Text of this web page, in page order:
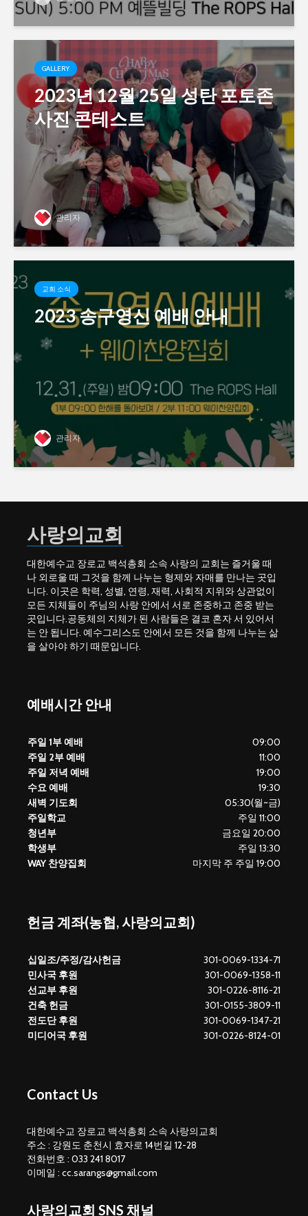
GALLERY
2023년 12월 25일 성탄 포토존
사진 콘테스트
관리자
교회 소식
2023 송구영신 예배 안내
관리자
사랑의교회
대한예수교 장로교 백석총회 소속 사랑의 교회는 즐거울 때
나 외로울 때 그것을 함께 나누는 형제와 자매를 만나는 곳입
니다. 이곳은 학력, 성별, 연령, 재력, 사회적 지위와 상관없이
모든 지체들이 주님의 사랑 안에서 서로 존중하고 존중 받는
곳입니다.공동체의 지체가 된 사람들은 결코 혼자 서 있어서
는 안 됩니다. 예수그리스도 안에서 모든 것을 함께 나누는 삶
을 살아야 하기 때문입니다.
예배시간 안내
주일 1부 예배
09:00
주일 2부 예배
11:00
주일 저녁 예배
19:00
수요 예배
19:30
새벽 기도회
05:30(월~금)
주일학교
주일 11:00
청년부
금요일 20:00
학생부
주일 13:30
WAY 찬양집회
마지막 주 주일 19:00
헌금 계좌(농협, 사랑의교회)
십일조/주정/감사헌금
301-0069-1334-71
민사국 후원
301-0069-1358-11
선교부 후원
301-0226-8116-21
건축 헌금
301-0155-3809-11
전도단 후원
301-0069-1347-21
미디어국 후원
301-0226-8124-01
Contact Us
대한예수교 장로교 백석총회 소속 사랑의교회
주소 : 강원도 춘천시 효자로 14번길 12-28
전화번호 : 033 241 8017
이메일 : cc.sarangs@gmail.com
사랑의교회 SNS 채널